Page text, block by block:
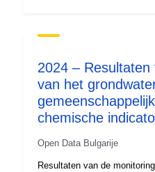
maart 2016)
2024 –
van het
chemische
Open Data Bulgarije
Resultaten van de